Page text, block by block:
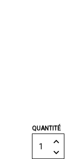
QUANTITÉ